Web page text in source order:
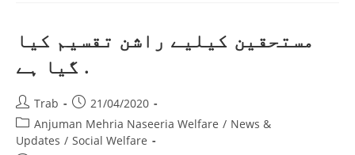
Sahib
Lala
مستحقین کیلیے راشن تقسیم کیا
گیا ہے .
Post
author:
Trab
Post
published:
21/04/2020
Post
category:
Anjuman Mehria Naseeria Welfare / News &
Updates / Social Welfare